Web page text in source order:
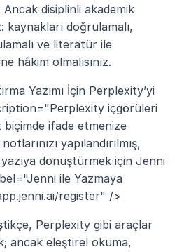
Ancak disiplinli akademik
kaynakları doğrulamalı,
ve literatür ile
hâkim olmalısınız.
Yazımı İçin Perplexity’yi
içgörüleri
ifade etmenize
yapılandırılmış,
dönüştürmek için Jenni
ile Yazmaya
register" />
Perplexity gibi araçlar
ancak eleştirel okuma,